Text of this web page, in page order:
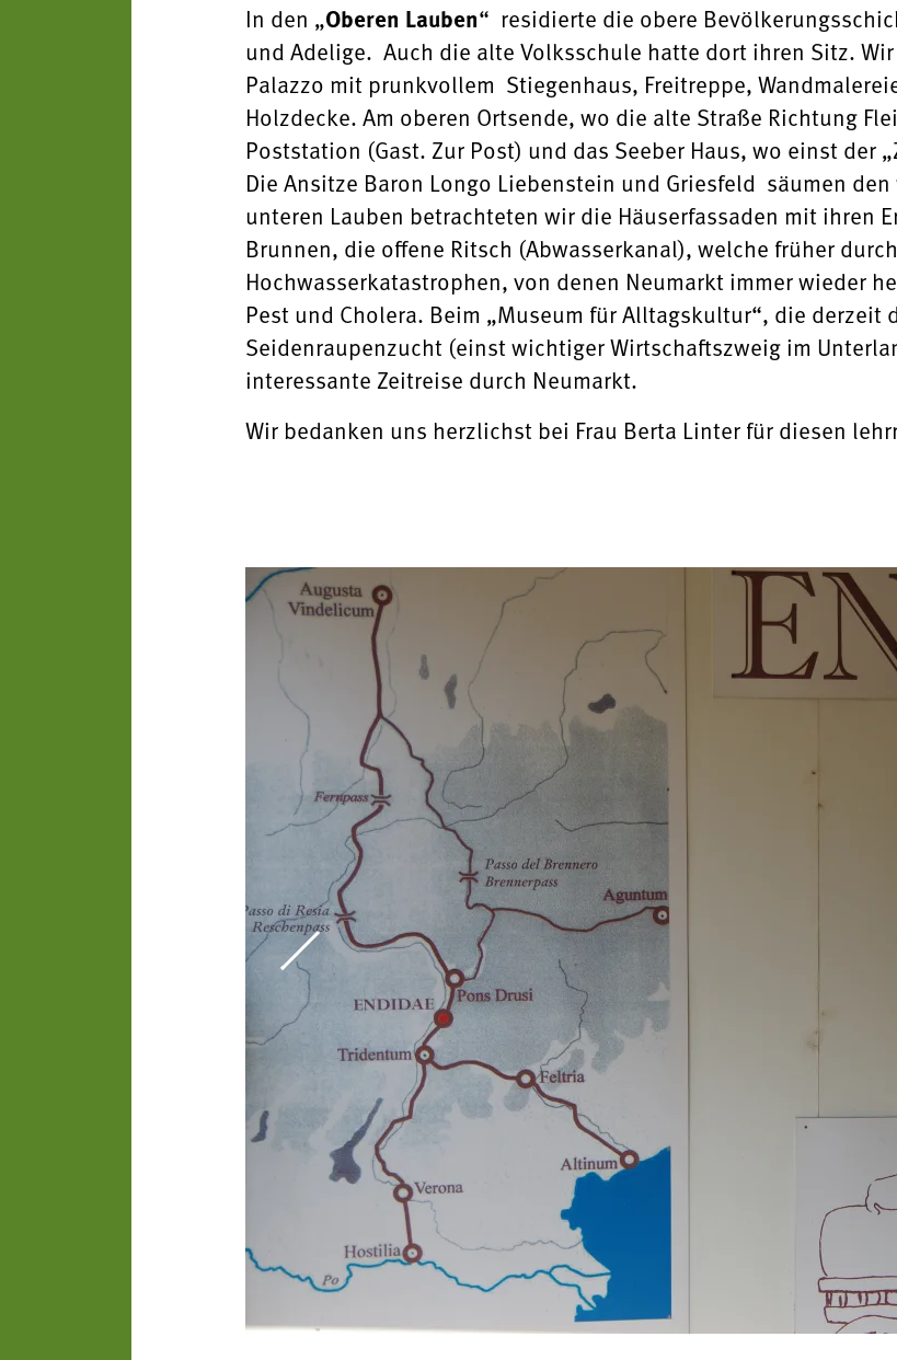
In den „Oberen Lauben“ residierte die obere
und Adelige. Auch die alte Volksschule hatte dort ihren Sitz.
Palazzo mit prunkvollem Stiegenhaus, Freitreppe,
Holzdecke. Am oberen Ortsende, wo die alte Straße Richtung
Poststation (Gast. Zur Post) und das Seeber Haus, wo einst der
Die Ansitze Baron Longo Liebenstein und Griesfeld säumen
unteren Lauben betrachteten wir die Häuserfassaden mit ihren
Brunnen, die offene Ritsch (Abwasserkanal), welche früher
Hochwasserkatastrophen, von denen Neumarkt immer wieder
Pest und Cholera. Beim „Museum für Alltagskultur“, die
Seidenraupenzucht (einst wichtiger Wirtschaftszweig im
interessante Zeitreise durch Neumarkt.
Wir bedanken uns herzlichst bei Frau Berta Linter für diesen